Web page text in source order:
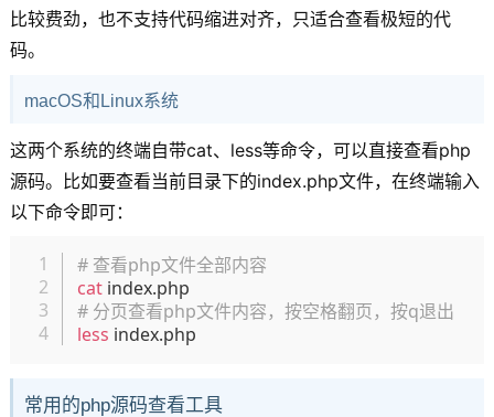
比较费劲，也不支持代码缩进对齐，只适合查看极短的代
码。
macOS和Linux系统
这两个系统的终端自带cat、less等命令，可以直接查看php
源码。比如要查看当前目录下的index.php文件，在终端输入
以下命令即可：
# 查看php文件全部内容
cat
# 分页查看php文件内容，按空格翻页，按q退出
less
常用的php源码查看工具